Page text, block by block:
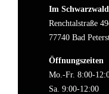
Im
Renchtalstraße
77740 Bad
Öffnungszeiten
Mo.-Fr. 8:00-
Sa. 9:00-12:00